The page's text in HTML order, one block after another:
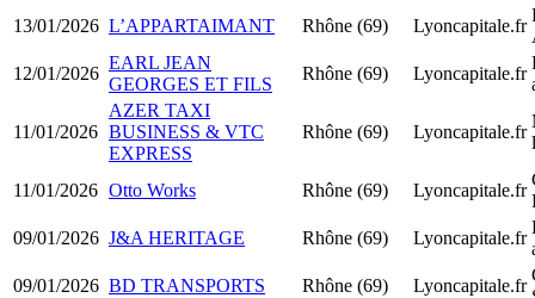
13/01/2026 L’APPARTAIMANT Rhône (69) Lyoncapitale.fr
12/01/2026
EARL JEAN
GEORGES ET FILS
Rhône (69) Lyoncapitale.fr
11/01/2026
AZER TAXI
BUSINESS & VTC
EXPRESS
Rhône (69) Lyoncapitale.fr
11/01/2026 Otto Works Rhône (69) Lyoncapitale.fr
09/01/2026 J&A HERITAGE Rhône (69) Lyoncapitale.fr
09/01/2026 BD TRANSPORTS Rhône (69) Lyoncapitale.fr